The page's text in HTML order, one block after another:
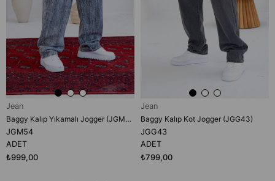
Jean
Baggy Kalıp Yıkamalı Jogger (JGM54)
JGM54
ADET
₺999,00
Jean
Baggy Kalıp Kot Jogger (JGG43)
JGG43
ADET
₺799,00